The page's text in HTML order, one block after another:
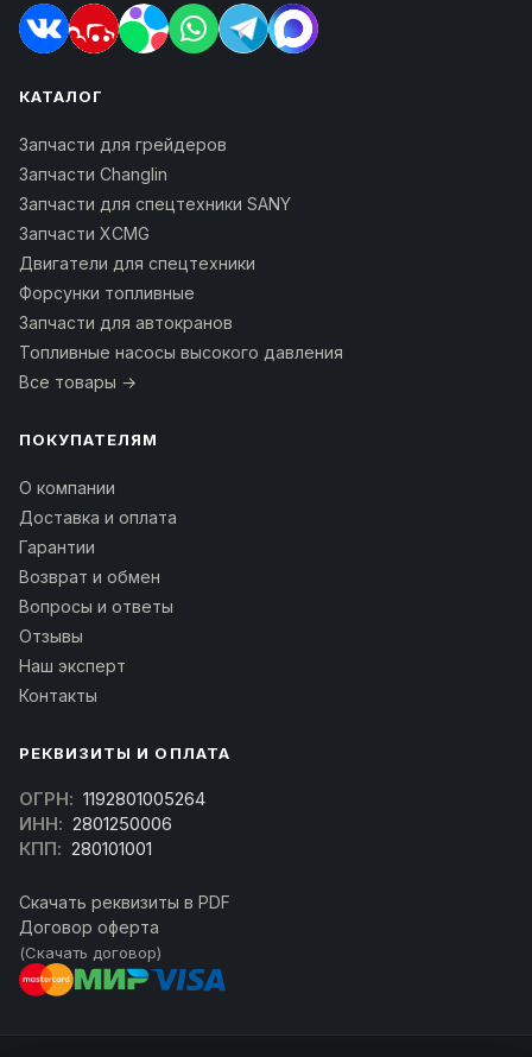
КАТАЛОГ
Запчасти для грейдеров
Запчасти Changlin
Запчасти для спецтехники SANY
Запчасти XCMG
Двигатели для спецтехники
Форсунки топливные
Запчасти для автокранов
Топливные насосы высокого давления
Все товары →
ПОКУПАТЕЛЯМ
О компании
Доставка и оплата
Гарантии
Возврат и обмен
Вопросы и ответы
Отзывы
Наш эксперт
Контакты
РЕКВИЗИТЫ И ОПЛАТА
ОГРН: 1192801005264
ИНН: 2801250006
КПП: 280101001
Скачать реквизиты в PDF
Договор оферта
(Скачать договор)